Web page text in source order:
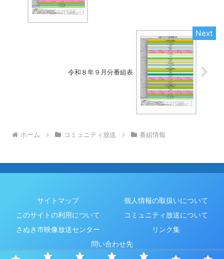
令和８年９月分番組表
ホーム コミュニティ放送 番組情報
サイトマップ
個人情報の取扱いについて
このサイトの利用について
コミュニティ放送について
さぬき市映像放送センター
リンク集
問い合わせ先